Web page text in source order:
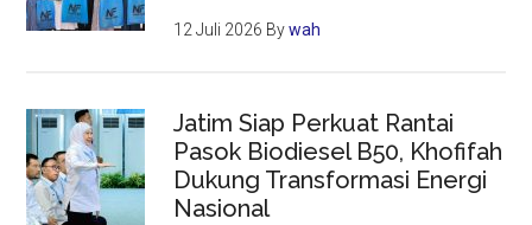
12 Juli 2026 Bywah
Jatim Siap Perkuat Rantai
Pasok Biodiesel B50, Khofifah
Dukung Transformasi Energi
Nasional